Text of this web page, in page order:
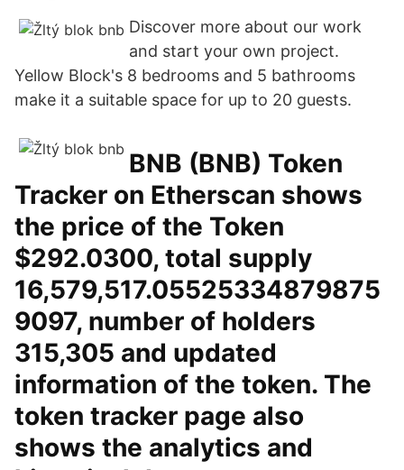
Discover more about our work
and start your own project.
Yellow Block's 8 bedrooms and 5 bathrooms
make it a suitable space for up to 20 guests.
BNB (BNB) Token
Tracker on Etherscan shows
the price of the Token
$292.0300, total supply
16,579,517.05525334879875
9097, number of holders
315,305 and updated
information of the token. The
token tracker page also
shows the analytics and